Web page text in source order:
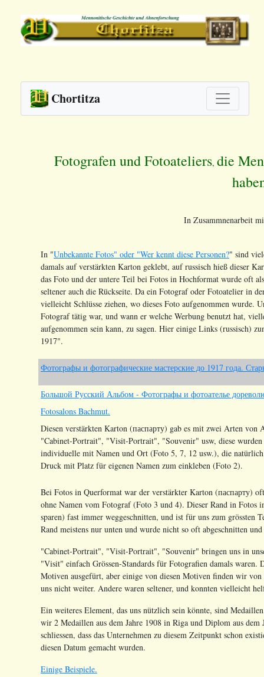
Chortitza
Fotografen und Fotoateliers, die
In Zusammnenarbeit
In "Unbekannte Fotos" oder "Wer kennt diese Personen?" sind
damals auf verstärkten Karton geklebt, auf russisch hieß dieser
das Foto und der untere Teil bei Fotos in Hochformat wurde oft
seltener auch die Rückseite. Da ein Fotograf oder Fotoatelier in
vielleicht Schlüsse ziehen, wo dieses Foto aufgenommen wurde.
Fotograf tätig war, und wann er welche Werbung benutzt hat,
aufgenommen sein kann, zu sagen. Hier einige Links (russisch)
1917".
Фотографы и фотографические мастерские до 1917 года.
Большой Русский Альбом - Фотографы и фотоателье
Fotosalons Bachmut.
Diesen verstärkten Karton (паспарту) gab es mit zwei Arten
"Cabinet-Portrait", "Visit-Portrait", "Souvenir" usw, diese
individuelle mit Namen und Ort (Foto 5, 7, 12 usw.), die
Druck mit Platz für eigenen Namen zum einkleben (Foto 2).
Bei Fotos in Querformat war der verstärkter Karton (паспарту)
ohne Namen vom Fotograf (Foto 3 und 4). Dieser Rand in
sparen) fast immer weggeschnitten, und ist für uns zum grössten
Rand meistens nur unten und wurde nicht so oft abgeschnitten
"Cabinet-Portrait", "Visit-Portrait", "Souvenir" bringen uns in
"Visit" einfach Grössen-Standards für Fotografien damals waren.
Motiven ausgefürt, aber einige von diesen Motiven finden wir
uns nicht weiter. Andere waren seltener, und konnten vielleicht
Ein weiteres Element, das uns nützlich sein könnte, sind
wir 2 Medaillen aus dem Jahre 1908 in Riga und Diplom aus dem
schliessen, dass das Unternehmen zu diesem Zeitpunkt schon
diesen Datum gemacht wurden.
Einige Beispiele.